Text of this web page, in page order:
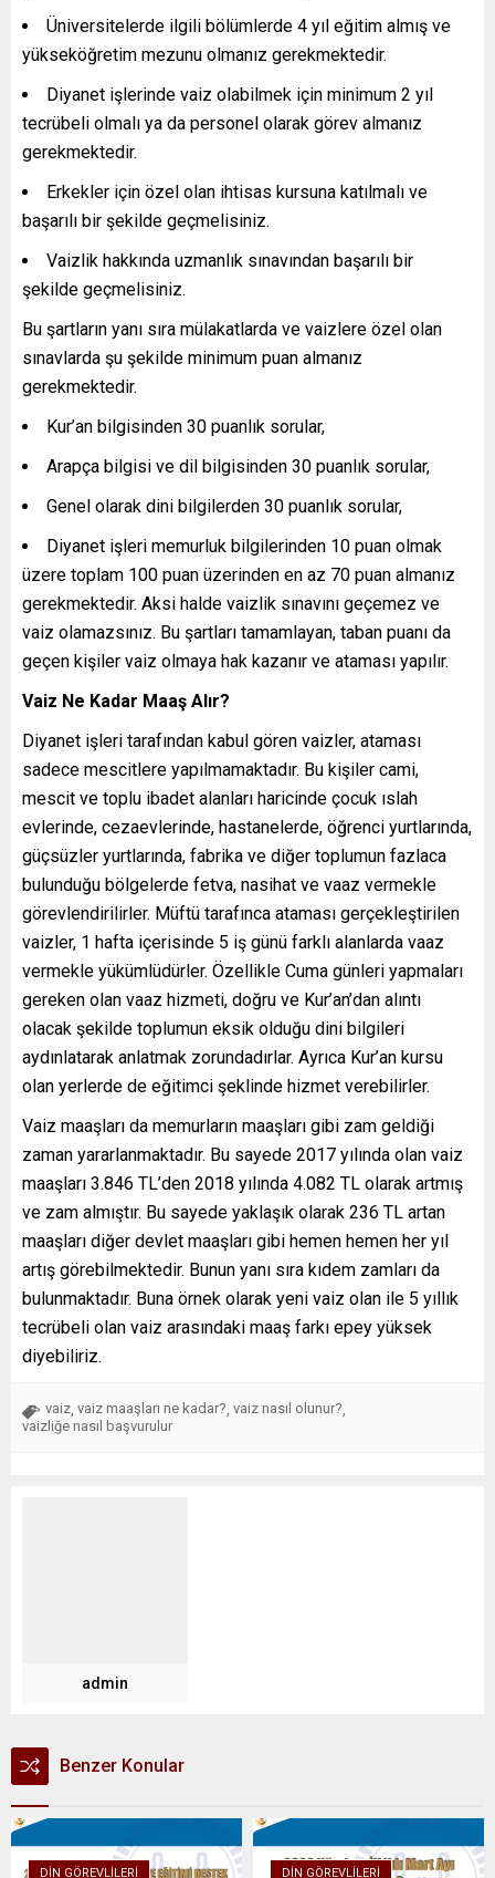
Üniversitelerde ilgili bölümlerde 4 yıl eğitim almış ve
yükseköğretim mezunu olmanız gerekmektedir.
Diyanet işlerinde vaiz olabilmek için minimum 2 yıl
tecrübeli olmalı ya da personel olarak görev almanız
gerekmektedir.
Erkekler için özel olan ihtisas kursuna katılmalı ve
başarılı bir şekilde geçmelisiniz.
Vaizlik hakkında uzmanlık sınavından başarılı bir
şekilde geçmelisiniz.
Bu şartların yanı sıra mülakatlarda ve vaizlere özel olan
sınavlarda şu şekilde minimum puan almanız
gerekmektedir.
Kur’an bilgisinden 30 puanlık sorular,
Arapça bilgisi ve dil bilgisinden 30 puanlık sorular,
Genel olarak dini bilgilerden 30 puanlık sorular,
Diyanet işleri memurluk bilgilerinden 10 puan olmak
üzere toplam 100 puan üzerinden en az 70 puan almanız
gerekmektedir. Aksi halde vaizlik sınavını geçemez ve
vaiz olamazsınız. Bu şartları tamamlayan, taban puanı da
geçen kişiler vaiz olmaya hak kazanır ve ataması yapılır.
Vaiz Ne Kadar Maaş Alır?
Diyanet işleri tarafından kabul gören vaizler, ataması
sadece mescitlere yapılmamaktadır. Bu kişiler cami,
mescit ve toplu ibadet alanları haricinde çocuk ıslah
evlerinde, cezaevlerinde, hastanelerde, öğrenci yurtlarında,
güçsüzler yurtlarında, fabrika ve diğer toplumun fazlaca
bulunduğu bölgelerde fetva, nasihat ve vaaz vermekle
görevlendirilirler. Müftü tarafınca ataması gerçekleştirilen
vaizler, 1 hafta içerisinde 5 iş günü farklı alanlarda vaaz
vermekle yükümlüdürler. Özellikle Cuma günleri yapmaları
gereken olan vaaz hizmeti, doğru ve Kur’an’dan alıntı
olacak şekilde toplumun eksik olduğu dini bilgileri
aydınlatarak anlatmak zorundadırlar. Ayrıca Kur’an kursu
olan yerlerde de eğitimci şeklinde hizmet verebilirler.
Vaiz maaşları da memurların maaşları gibi zam geldiği
zaman yararlanmaktadır. Bu sayede 2017 yılında olan vaiz
maaşları 3.846 TL’den 2018 yılında 4.082 TL olarak artmış
ve zam almıştır. Bu sayede yaklaşık olarak 236 TL artan
maaşları diğer devlet maaşları gibi hemen hemen her yıl
artış görebilmektedir. Bunun yanı sıra kıdem zamları da
bulunmaktadır. Buna örnek olarak yeni vaiz olan ile 5 yıllık
tecrübeli olan vaiz arasındaki maaş farkı epey yüksek
diyebiliriz.
vaiz vaiz maaşları ne kadar? vaiz nasıl olunur?
vaizliğe nasıl başvurulur
admin
Benzer Konular
DIN GÖREVLILERI DIN GÖREVLILERI